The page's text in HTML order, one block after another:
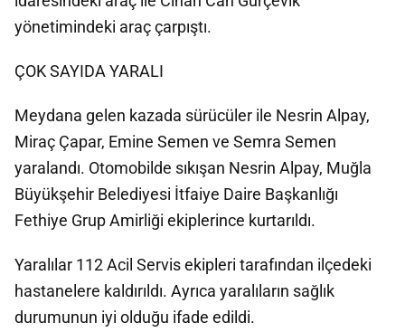
yönetimindeki araç çarpıştı.
ÇOK SAYIDA YARALI
Meydana gelen kazada sürücüler ile Nesrin Alpay,
Miraç Çapar, Emine Semen ve Semra Semen
yaralandı. Otomobilde sıkışan Nesrin Alpay, Muğla
Büyükşehir Belediyesi İtfaiye Daire Başkanlığı
Fethiye Grup Amirliği ekiplerince kurtarıldı.
Yaralılar 112 Acil Servis ekipleri tarafından ilçedeki
hastanelere kaldırıldı. Ayrıca yaralıların sağlık
durumunun iyi olduğu ifade edildi.